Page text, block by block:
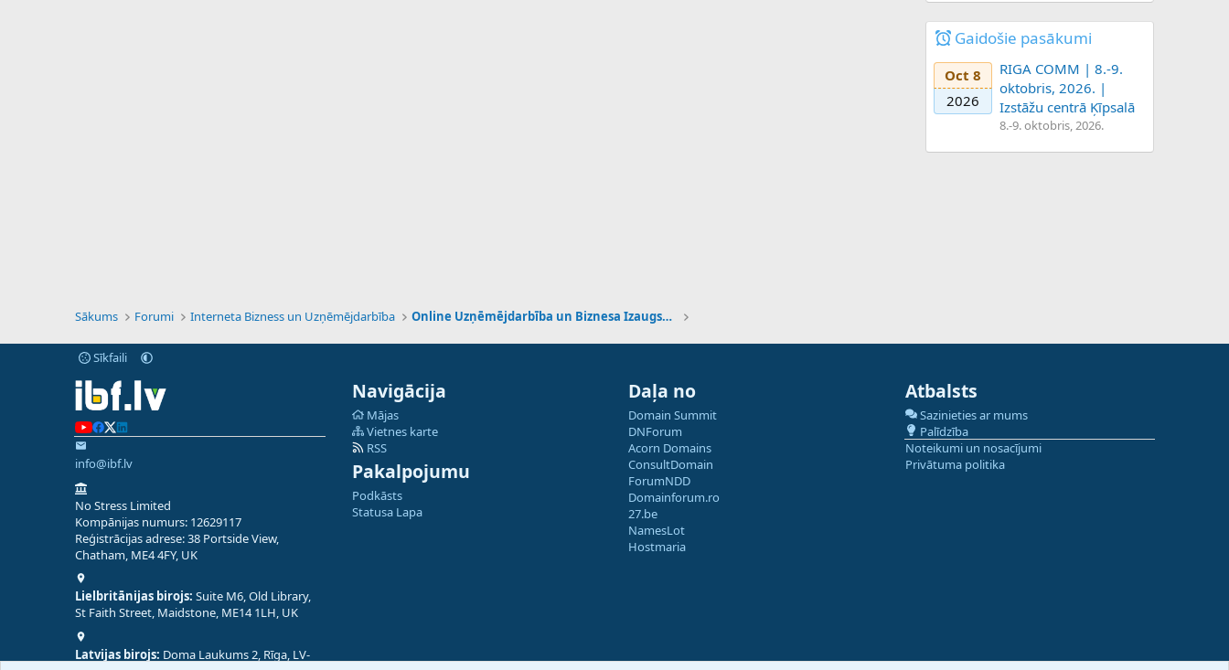
Gaidošie pasākumi
Oct 8
2026
RIGA COMM | 8.-9.
oktobris, 2026. |
Izstāžu centrā Ķīpsalā
8.-9. oktobris, 2026.
Sākums Forumi Interneta Bizness un Uzņēmējdarbība Online Uzņēmējdarbība un Biznesa Izaugsme
Sīkfaili
info@ibf.lv
No Stress Limited
Kompānijas numurs: 12629117
Reģistrācijas adrese: 38 Portside View,
Chatham, ME4 4FY, UK
Lielbritānijas birojs: Suite M6, Old Library,
St Faith Street, Maidstone, ME14 1LH, UK
Latvijas birojs: Doma Laukums 2, Rīga, LV-
Navigācija
Mājas
Vietnes karte
RSS
Pakalpojumu
Podkāsts
Statusa Lapa
Daļa no
Domain Summit
DNForum
Acorn Domains
ConsultDomain
ForumNDD
Domainforum.ro
27.be
NamesLot
Hostmaria
Atbalsts
Sazinieties ar mums
Palīdzība
Noteikumi un nosacījumi
Privātuma politika